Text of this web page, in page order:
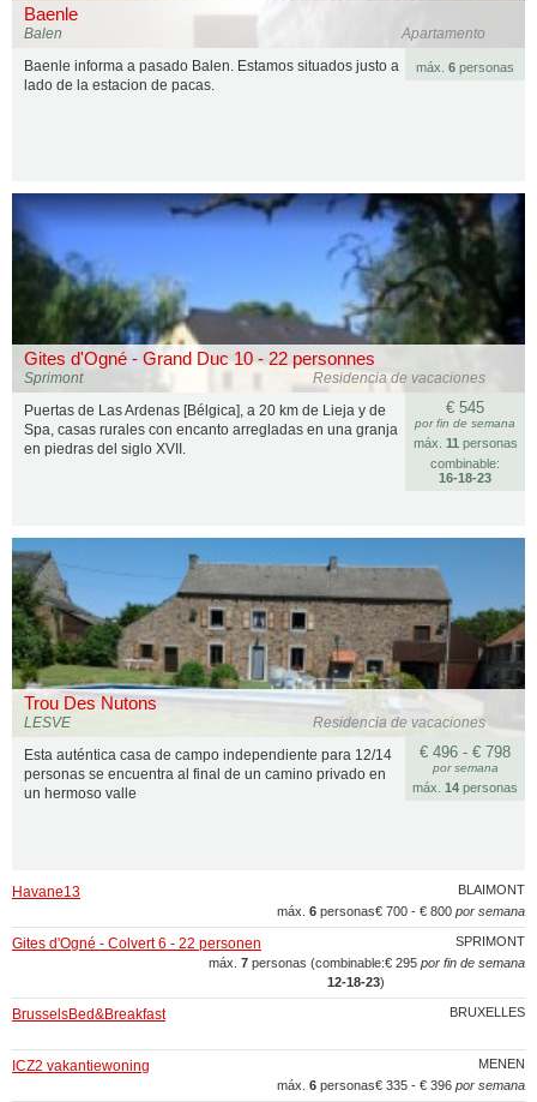
Baenle
Apartamento
Balen
máx. 6 personas
Baenle informa a pasado Balen. Estamos situados justo a
lado de la estacion de pacas.
Gites d'Ogné - Grand Duc 10 - 22 personnes
Residencia de vacaciones
Sprimont
€ 545
por fin de semana
máx. 11 personas
combinable:
16‑18‑23
Puertas de Las Ardenas [Bélgica], a 20 km de Lieja y de
Spa, casas rurales con encanto arregladas en una granja
en piedras del siglo XVII.
Trou Des Nutons
Residencia de vacaciones
LESVE
€ 496 - € 798
por semana
máx. 14 personas
Esta auténtica casa de campo independiente para 12/14
personas se encuentra al final de un camino privado en
un hermoso valle
BLAIMONT
Havane13
€ 700 - € 800 por semana
máx. 6 personas
SPRIMONT
Gites d'Ogné - Colvert 6 - 22 personen
€ 295 por fin de semana
máx. 7 personas (combinable:
12‑18‑23)
BRUXELLES
BrusselsBed&Breakfast
MENEN
ICZ2 vakantiewoning
€ 335 - € 396 por semana
máx. 6 personas